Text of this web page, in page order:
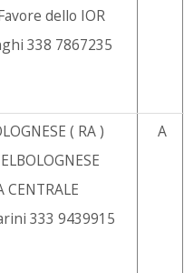
dello IOR
338 7867235
( RA )
CENTRALE
333 9439915
A